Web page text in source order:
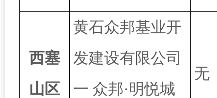
西塞
山区
黄石众邦基业开
发建设有限公司
一 众邦·明悦城
无